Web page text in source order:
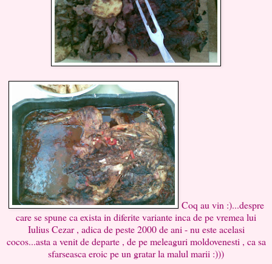
Coq au vin :)...despre
care se spune ca exista in diferite variante inca de pe vremea lui
Iulius Cezar , adica de peste 2000 de ani - nu este acelasi
cocos...asta a venit de departe , de pe meleaguri moldovenesti , ca sa
sfarseasca eroic pe un gratar la malul marii :)))